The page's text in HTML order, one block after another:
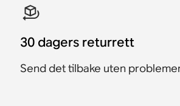
30 dagers returrett
Send det tilbake uten